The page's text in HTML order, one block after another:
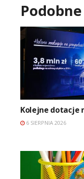
Podobne
Kolejne dotacje
6 SIERPNIA 2026